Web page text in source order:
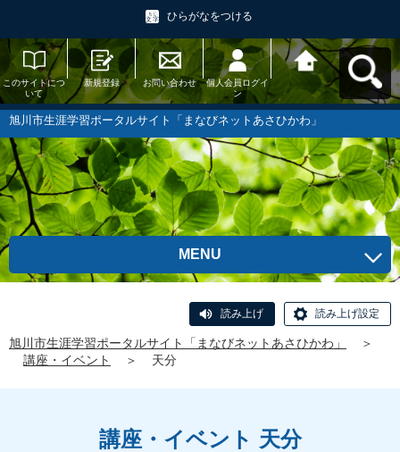
ひらがなをつける
このサイトにつ
いて
新規登録 お問い合わせ
個人会員ログイ
ン
旭川市生涯学習
ポータルサイト
「まなびネット
あさひかわ」へ
戻る
旭川市生涯学習ポータルサイト「まなびネットあさひかわ」
MENU
読み上げ 読み上げ設定
旭川市生涯学習ポータルサイト「まなびネットあさひかわ」
＞
講座・イベント
＞ 天分
講座・イベント 天分